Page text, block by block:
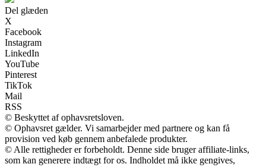
Del glæden
X
Facebook
Instagram
LinkedIn
YouTube
Pinterest
TikTok
Mail
RSS
© Beskyttet af ophavsretsloven.
© Ophavsret gælder. Vi samarbejder med partnere og kan få
provision ved køb gennem anbefalede produkter.
© Alle rettigheder er forbeholdt. Denne side bruger affiliate-links,
som kan generere indtægt for os. Indholdet må ikke gengives,